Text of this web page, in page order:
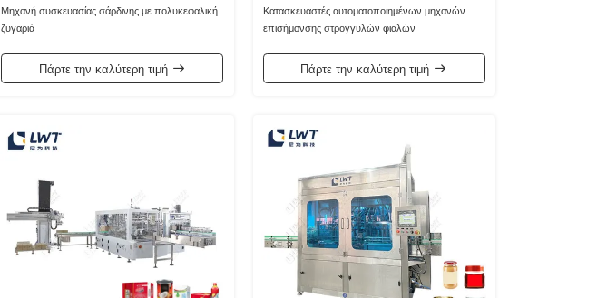
Μηχανή συσκευασίας σάρδινης με πολυκεφαλική
ζυγαριά
Πάρτε την καλύτερη τιμή
Κατασκευαστές αυτοματοποιημένων μηχανών
επισήμανσης στρογγυλών φιαλών
Πάρτε την καλύτερη τιμή